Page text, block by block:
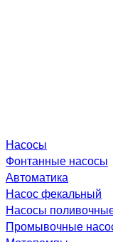
Насосы
Фонтанные насосы
Автоматика
Насос фекальный
Насосы
Промывочные